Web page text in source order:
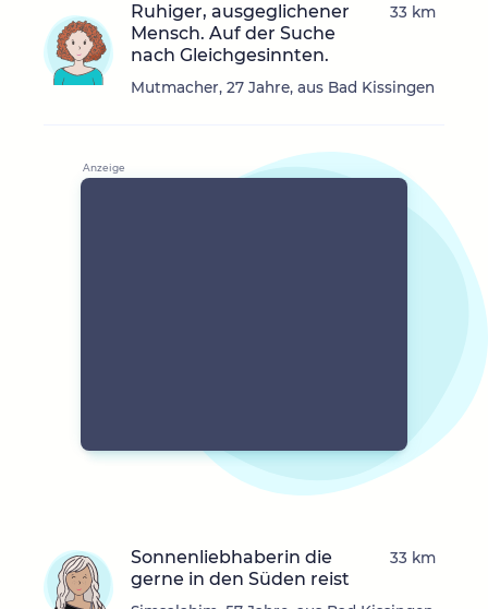
Ruhiger, ausgeglichener
Mensch. Auf der Suche
nach Gleichgesinnten.
Mutmacher, 27 Jahre, aus Bad Kissingen
33 km
Sonnenliebhaberin die
gerne in den Süden reist
33 km